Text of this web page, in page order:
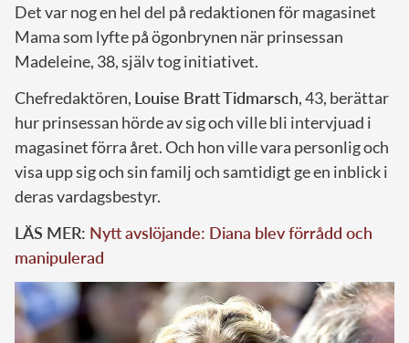
Det var nog en hel del på redaktionen för magasinet
Mama som lyfte på ögonbrynen när prinsessan
Madeleine, 38, själv tog initiativet.
Chefredaktören, Louise Bratt Tidmarsch, 43, berättar
hur prinsessan hörde av sig och ville bli intervjuad i
magasinet förra året. Och hon ville vara personlig och
visa upp sig och sin familj och samtidigt ge en inblick i
deras vardagsbestyr.
LÄS MER: Nytt avslöjande: Diana blev förrådd och
manipulerad